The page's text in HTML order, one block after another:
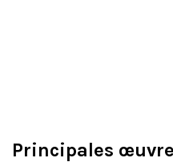
Principales